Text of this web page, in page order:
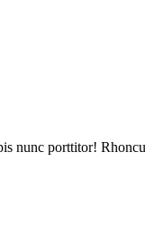
nunc porttitor!